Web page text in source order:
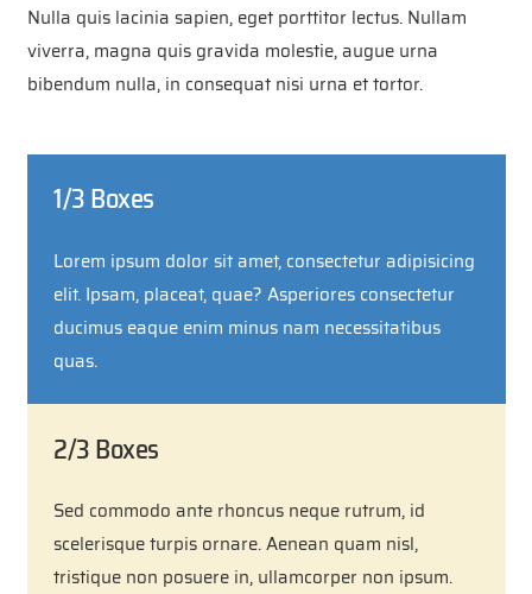
Nulla quis lacinia sapien, eget porttitor lectus. Nullam
viverra, magna quis gravida molestie, augue urna
bibendum nulla, in consequat nisi urna et tortor.
1/3 Boxes
Lorem ipsum dolor sit amet, consectetur adipisicing
elit. Ipsam, placeat, quae? Asperiores consectetur
ducimus eaque enim minus nam necessitatibus
quas.
2/3 Boxes
Sed commodo ante rhoncus neque rutrum, id
scelerisque turpis ornare. Aenean quam nisl,
tristique non posuere in, ullamcorper non ipsum.